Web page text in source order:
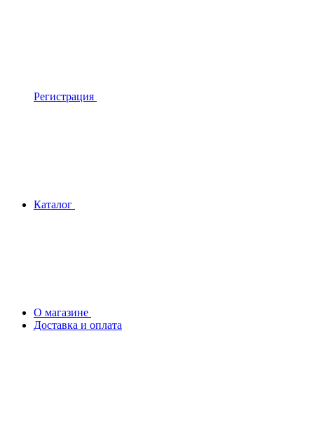
Регистрация
Каталог
О магазине
Доставка и оплата